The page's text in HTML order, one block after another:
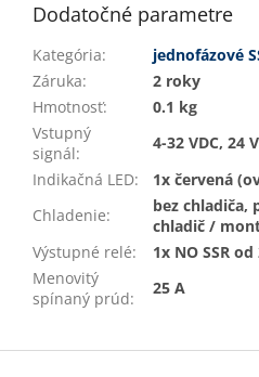
Dodatočné parametre
Kategória:
jednofázové
Záruka:
2 roky
Hmotnosť:
0.1 kg
Vstupný
signál:
4-32 VDC, 24
Indikačná LED:
1x červená
Chladenie:
bez chladiča,
chladič /
Výstupné relé:
1x NO SSR
Menovitý
spínaný prúd:
25 A
Z